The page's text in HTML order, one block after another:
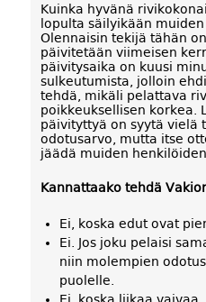
Kuinka hyvänä
lopulta säilyikään
Olennaisin tekijä tähän
päivitetään viimeisen
päivitysaika on kuusi
sulkeutumista, jolloin
tehdä, mikäli pelattava
poikkeuksellisen korkea.
päivityttyä on syytä vielä
odotusarvo, mutta itse
jäädä muiden
Kannattaako tehdä
Ei, koska edut ovat
Ei. Jos joku pelaisi
niin molempien
puolelle.